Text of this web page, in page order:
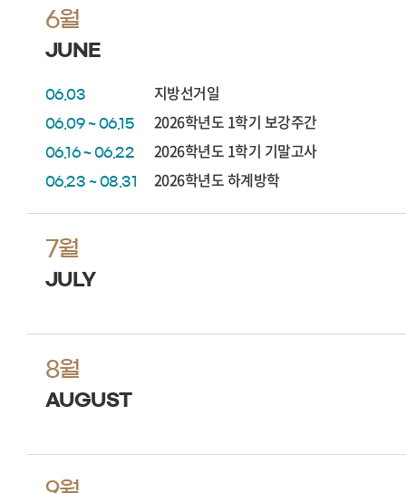
6월
JUNE
06.03 지방선거일
06.09 ~ 06.15 2026학년도 1학기 보강주간
06.16 ~ 06.22 2026학년도 1학기 기말고사
06.23 ~ 08.31 2026학년도 하계방학
7월
JULY
8월
AUGUST